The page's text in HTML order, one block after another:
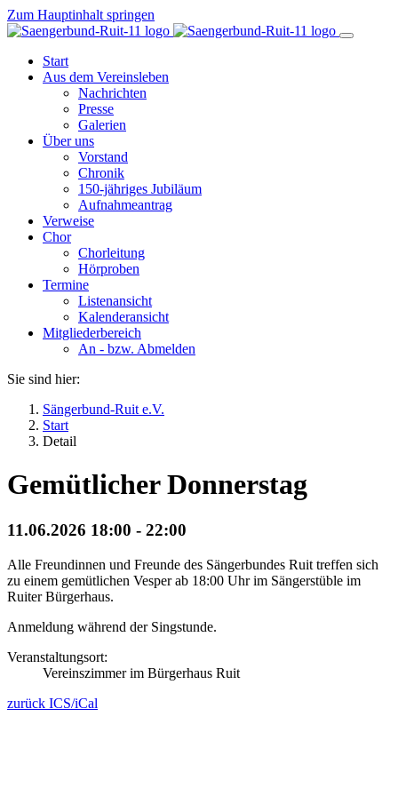
Zum Hauptinhalt springen
Start
Aus dem Vereinsleben
Nachrichten
Presse
Galerien
Über uns
Vorstand
Chronik
150-jähriges Jubiläum
Aufnahmeantrag
Verweise
Chor
Chorleitung
Hörproben
Termine
Listenansicht
Kalenderansicht
Mitgliederbereich
An - bzw. Abmelden
Sie sind hier:
Sängerbund-Ruit e.V.
Start
Detail
Gemütlicher Donnerstag
11.06.2026 18:00 - 22:00
Alle Freundinnen und Freunde des Sängerbundes Ruit treffen sich
zu einem gemütlichen Vesper ab 18:00 Uhr im Sängerstüble im
Ruiter Bürgerhaus.
Anmeldung während der Singstunde.
Veranstaltungsort:
Vereinszimmer im Bürgerhaus Ruit
zurück ICS/iCal